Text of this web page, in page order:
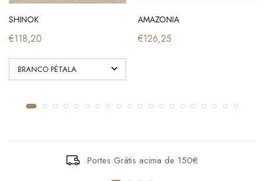
SHINOK
€118,20
AMAZONIA
€126,25
Portes Grátis acima de 150€